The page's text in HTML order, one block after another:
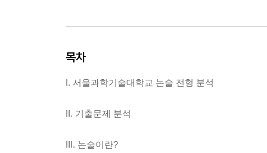
목차
I. 서울과학기술대학교 논술 전형 분석
II. 기출문제 분석
III. 논술이란?